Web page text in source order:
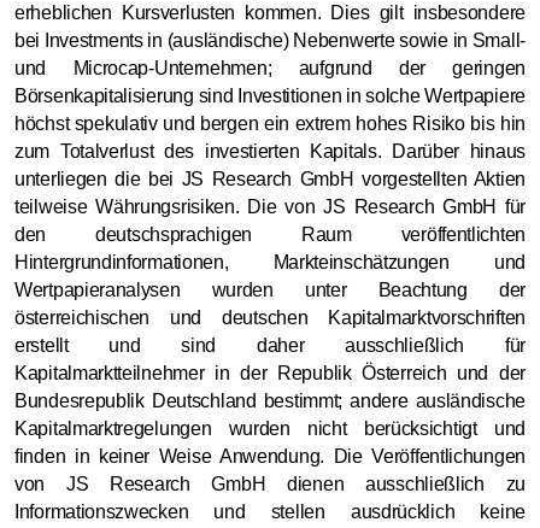
erheblichen Kursverlusten kommen. Dies gilt insbesondere
bei Investments in (ausländische) Nebenwerte sowie in Small-
und Microcap-Unternehmen; aufgrund der geringen
Börsenkapitalisierung sind Investitionen in solche Wertpapiere
höchst spekulativ und bergen ein extrem hohes Risiko bis hin
zum Totalverlust des investierten Kapitals. Darüber hinaus
unterliegen die bei JS Research GmbH vorgestellten Aktien
teilweise Währungsrisiken. Die von JS Research GmbH für
den deutschsprachigen Raum veröffentlichten
Hintergrundinformationen, Markteinschätzungen und
Wertpapieranalysen wurden unter Beachtung der
österreichischen und deutschen Kapitalmarktvorschriften
erstellt und sind daher ausschließlich für
Kapitalmarktteilnehmer in der Republik Österreich und der
Bundesrepublik Deutschland bestimmt; andere ausländische
Kapitalmarktregelungen wurden nicht berücksichtigt und
finden in keiner Weise Anwendung. Die Veröffentlichungen
von JS Research GmbH dienen ausschließlich zu
Informationszwecken und stellen ausdrücklich keine